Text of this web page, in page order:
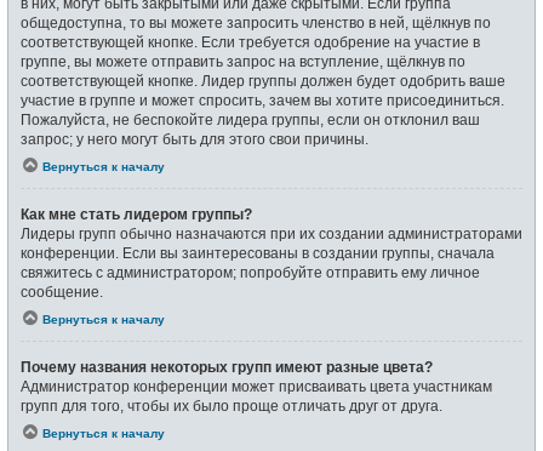
общедоступна, то вы можете запросить членство в ней, щёлкнув по
соответствующей кнопке. Если требуется одобрение на участие в
группе, вы можете отправить запрос на вступление, щёлкнув по
соответствующей кнопке. Лидер группы должен будет одобрить ваше
участие в группе и может спросить, зачем вы хотите присоединиться.
Пожалуйста, не беспокойте лидера группы, если он отклонил ваш
запрос; у него могут быть для этого свои причины.
Вернуться к началу
Как мне стать лидером группы?
Лидеры групп обычно назначаются при их создании администраторами
конференции. Если вы заинтересованы в создании группы, сначала
свяжитесь с администратором; попробуйте отправить ему личное
сообщение.
Вернуться к началу
Почему названия некоторых групп имеют разные цвета?
Администратор конференции может присваивать цвета участникам
групп для того, чтобы их было проще отличать друг от друга.
Вернуться к началу